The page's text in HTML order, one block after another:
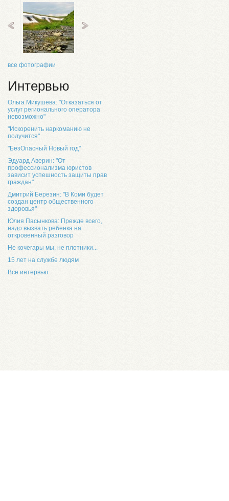
все фотографии
Интервью
Ольга Микушева: "Отказаться от
услуг регионального оператора
невозможно"
"Искоренить наркоманию не
получится"
"БезОпасный Новый год"
Эдуард Аверин: "От
профессионализма юристов
зависит успешность защиты прав
граждан"
Дмитрий Березин: "В Коми будет
создан центр общественного
здоровья"
Юлия Пасынкова: Прежде всего,
надо вызвать ребенка на
откровенный разговор
Не кочегары мы, не плотники...
15 лет на службе людям
Все интервью